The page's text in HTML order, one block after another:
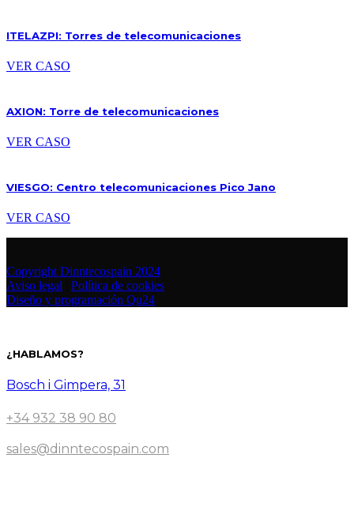
ITELAZPI: Torres de telecomunicaciones
VER CASO
AXION: Torre de telecomunicaciones
VER CASO
VIESGO: Centro telecomunicaciones Pico Jano
VER CASO
Copyright Dinntecospain 2024
Aviso legal
Política de cookies
Diseño y programación Qu24
¿HABLAMOS?
Bosch i Gimpera, 31
+34 932 38 90 80
sales@dinntecospain.com